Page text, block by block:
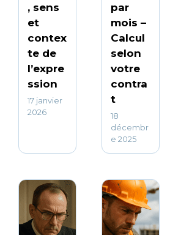
, sens
et
contex
te de
l’expre
ssion
17 janvier
2026
par
mois –
Calcul
selon
votre
contra
t
18
décembr
e 2025